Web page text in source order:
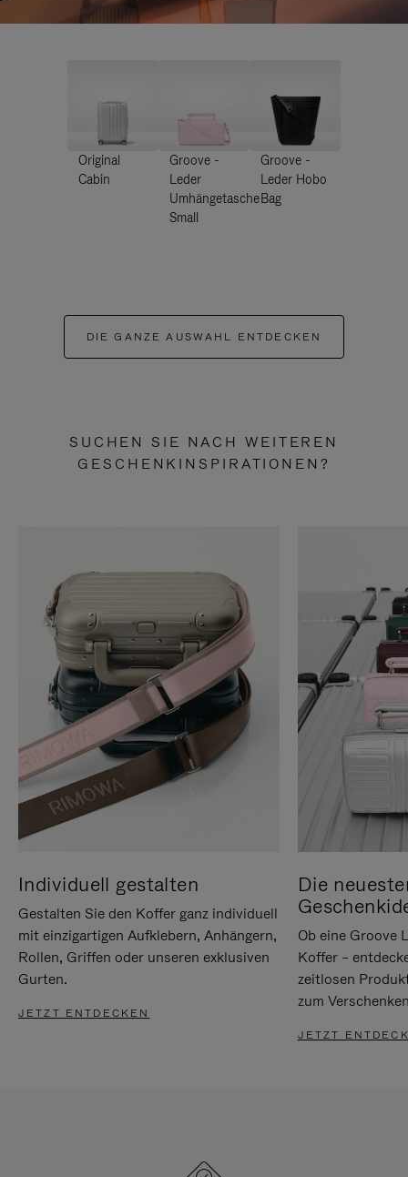
Original
Cabin
Groove -
Leder
Umhängetasche
Small
Groove -
Leder Hobo
Bag
DIE GANZE AUSWAHL ENTDECKEN
SUCHEN SIE NACH WEITEREN
GESCHENKINSPIRATIONEN?
Individuell gestalten
Gestalten Sie den Koffer ganz individuell
mit einzigartigen Aufklebern, Anhängern,
Rollen, Griffen oder unseren exklusiven
Gurten.
JETZT ENTDECKEN
Die
Ob eine Groove
Koffer –
zeitlosen
zum
JETZT